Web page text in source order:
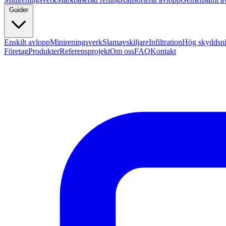
Guider
Enskilt avloppMinireningsverkSlamavskiljareInfiltrationHög
FöretagProdukterReferensprojektOm ossFAQKontakt